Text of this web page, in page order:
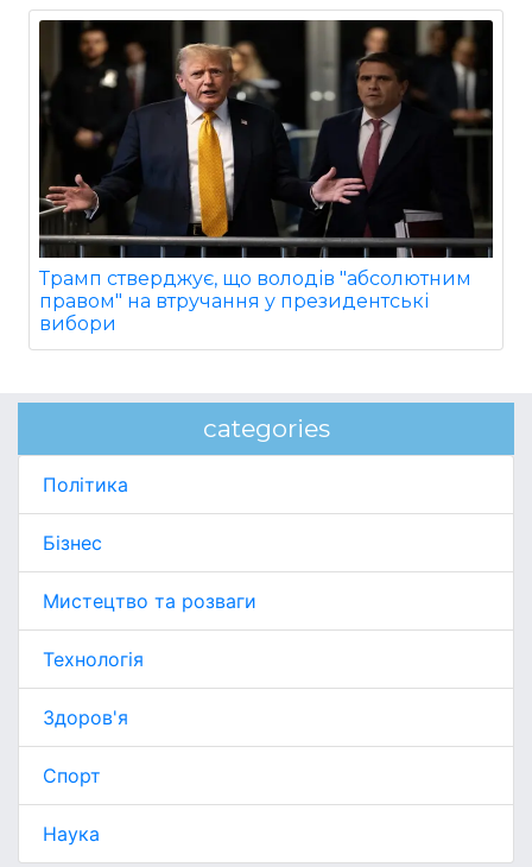
Трамп стверджує, що володів "абсолютним
правом" на втручання у президентські
вибори
categories
Політика
Бізнес
Мистецтво та розваги
Технологія
Здоров'я
Спорт
Наука